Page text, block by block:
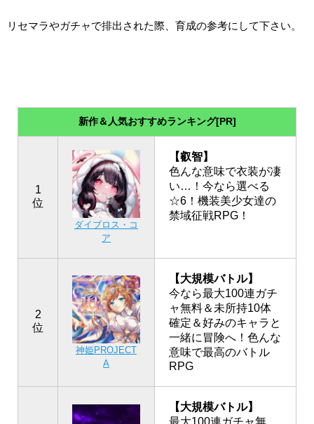
リセマラやガチャで排出された際、育成の参考にして下さい。
新作＆人気おすすめランキング[PR]
1
位
ダイブロス・コ
ア
【叡智】
色んな意味で衣装が凄
い…！今なら選べる
☆6！機装美少女達の
禁域征戦RPG！
2
位
神姫PROJECT
A
【大規模バトル】
今なら最大100連ガチ
ャ無料＆未所持10体
確定＆好みのキャラと
一緒に冒険へ！色んな
意味で最高のバトル
RPG
【大規模バトル】
最大100連ガチャ無